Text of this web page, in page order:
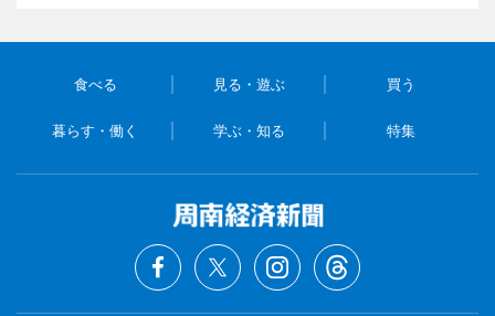
食べる 見る・遊ぶ 買う
暮らす・働く 学ぶ・知る 特集